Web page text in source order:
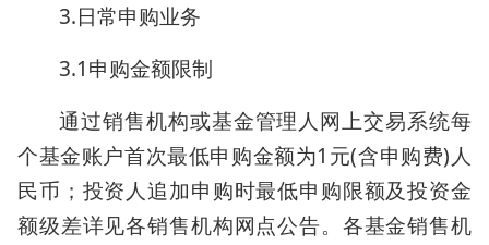
3.日常申购业务
3.1申购金额限制
通过销售机构或基金管理人网上交易系统每
个基金账户首次最低申购金额为1元(含申购费)人
民币；投资人追加申购时最低申购限额及投资金
额级差详见各销售机构网点公告。各基金销售机